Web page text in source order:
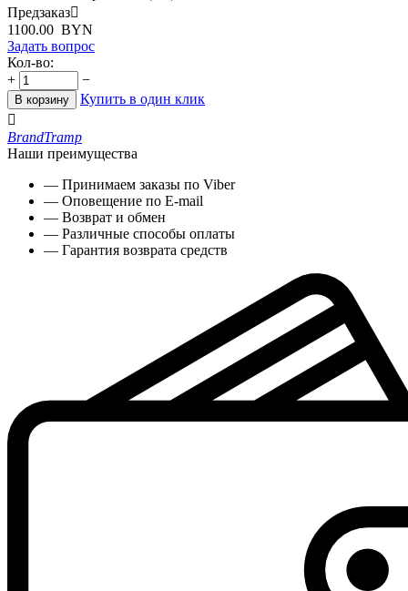
Предзаказ
1100.00 BYN
Задать вопрос
Кол-во:
+
−
В корзину
Купить в один клик

BrandTramp
Наши преимущества
— Принимаем заказы по Viber
— Оповещение по E-mail
— Возврат и обмен
— Различные способы оплаты
— Гарантия возврата средств